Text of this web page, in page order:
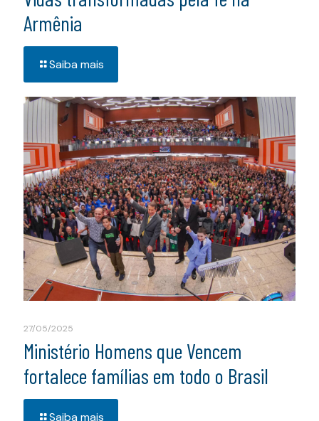
Armênia
Saiba mais
27/05/2025
Ministério Homens que Vencem
fortalece famílias em todo o Brasil
Saiba mais